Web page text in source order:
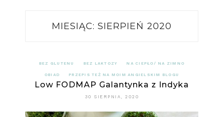
MIESIĄC: SIERPIEŃ 2020
BEZ GLUTENU BEZ LAKTOZY NA CIEPŁO/ NA ZIMNO
OBIAD PRZEPIS TEŻ NA MOIM ANGIELSKIM BLOGU
Low FODMAP Galantynka z Indyka
30 SIERPNIA, 2020